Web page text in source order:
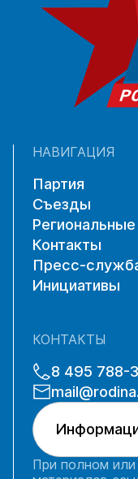
НАВИГАЦИЯ
Партия
Съезды
Контакты
Пресс-
Инициативы
КОНТАКТЫ
8 495 788-
При полном или